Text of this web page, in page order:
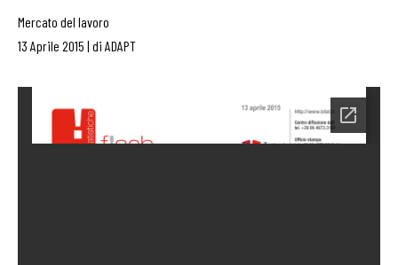
Mercato del lavoro
13 Aprile 2015 | di ADAPT